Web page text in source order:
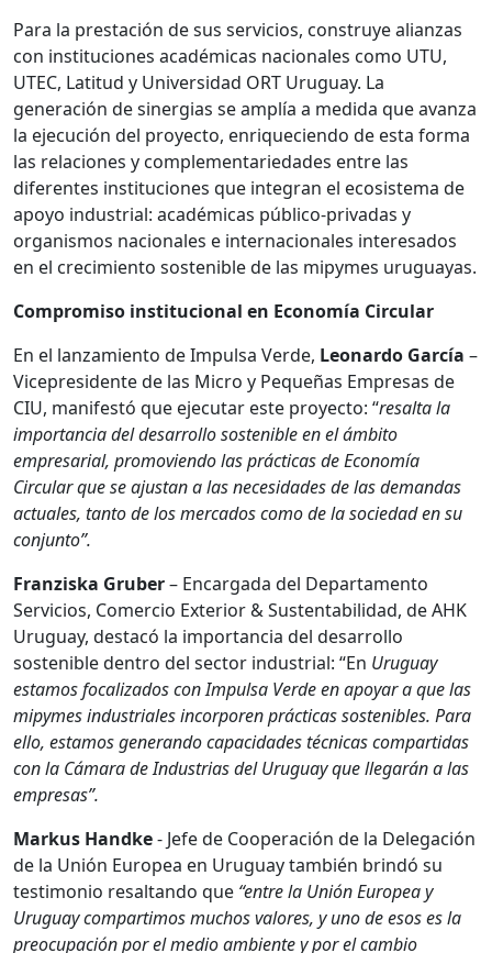
Para la prestación de sus servicios, construye alianzas
con instituciones académicas nacionales como UTU,
UTEC, Latitud y Universidad ORT Uruguay. La
generación de sinergias se amplía a medida que avanza
la ejecución del proyecto, enriqueciendo de esta forma
las relaciones y complementariedades entre las
diferentes instituciones que integran el ecosistema de
apoyo industrial: académicas público-privadas y
organismos nacionales e internacionales interesados
en el crecimiento sostenible de las mipymes uruguayas.
Compromiso institucional en Economía Circular
En el lanzamiento de Impulsa Verde, Leonardo García –
Vicepresidente de las Micro y Pequeñas Empresas de
CIU, manifestó que ejecutar este proyecto: “resalta la
importancia del desarrollo sostenible en el ámbito
empresarial, promoviendo las prácticas de Economía
Circular que se ajustan a las necesidades de las demandas
actuales, tanto de los mercados como de la sociedad en su
conjunto”.
Franziska Gruber– Encargada del Departamento
Servicios, Comercio Exterior & Sustentabilidad, de AHK
Uruguay, destacó la importancia del desarrollo
sostenible dentro del sector industrial: “En Uruguay
estamos focalizados con Impulsa Verde en apoyar a que las
mipymes industriales incorporen prácticas sostenibles. Para
ello, estamos generando capacidades técnicas compartidas
con la Cámara de Industrias del Uruguay que llegarán a las
empresas”.
Markus Handke- Jefe de Cooperación de la Delegación
de la Unión Europea en Uruguay también brindó su
testimonio resaltando que “entre la Unión Europea y
Uruguay compartimos muchos valores, y uno de esos es la
preocupación por el medio ambiente y por el cambio